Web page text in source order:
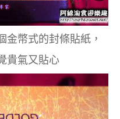
金幣式的封條貼紙，
貴氣又貼心